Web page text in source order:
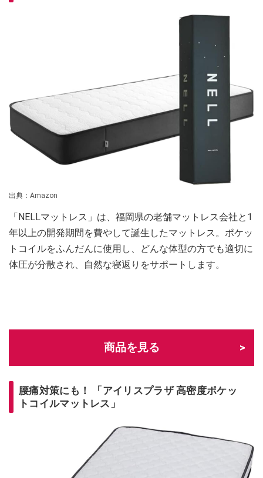
出典：Amazon
「NELLマットレス」は、福岡県の老舗マットレス会社と1
年以上の開発期間を費やして誕生したマットレス。ポケッ
トコイルをふんだんに使用し、どんな体型の方でも適切に
体圧が分散され、自然な寝返りをサポートします。
商品を見る
腰痛対策にも！ 「アイリスプラザ 高密度ポケッ
トコイルマットレス」